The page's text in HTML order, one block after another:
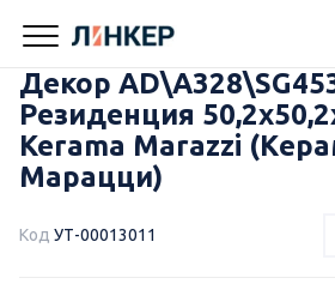
Декор
Резиденция
Kerama Marazzi
Марацци)
Код УТ-00013011